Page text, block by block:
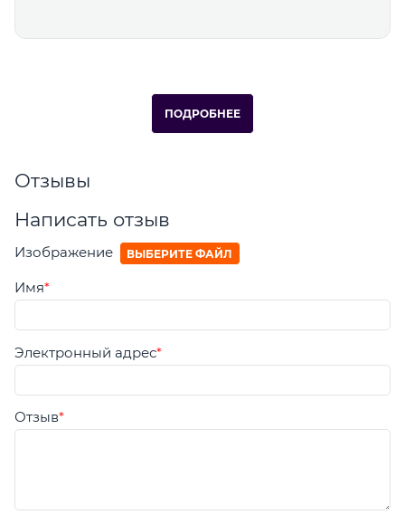
ПОДРОБНЕЕ
Отзывы
Написать отзыв
Изображение ВЫБЕРИТЕ ФАЙЛ
Имя
Электронный адрес
Отзыв